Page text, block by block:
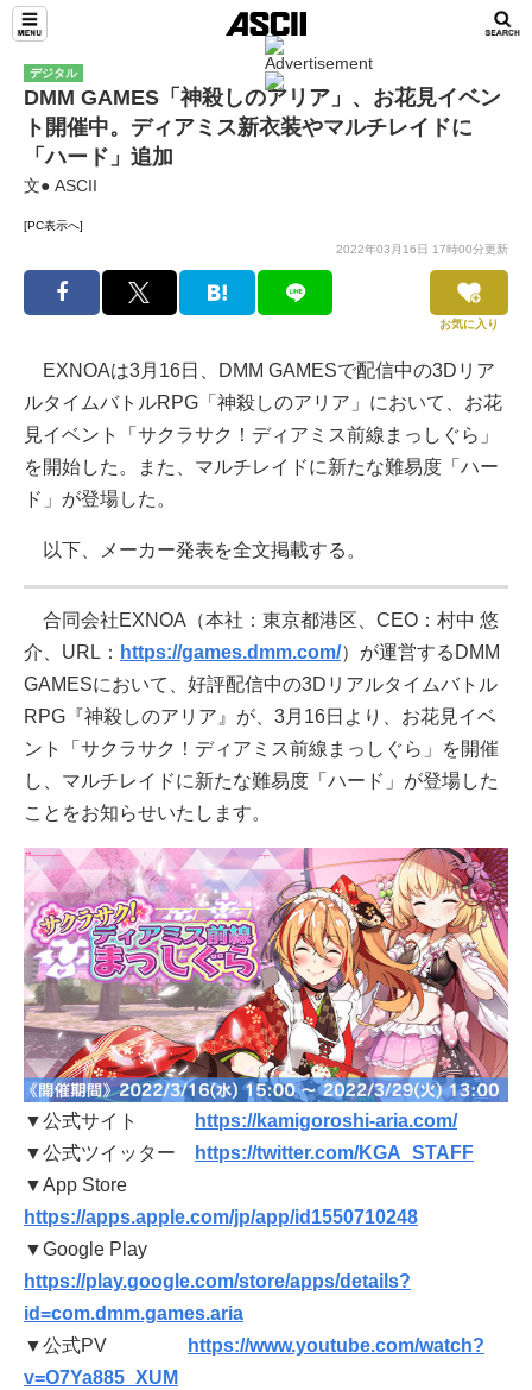
デジタル
DMM GAMES「神殺しのアリア」、お花見イベン
ト開催中。ディアミス新衣装やマルチレイドに
「ハード」追加
文● ASCII
[PC表示へ]
2022年03月16日 17時00分更新
お気に入り
EXNOAは3月16日、DMM GAMESで配信中の3Dリア
ルタイムバトルRPG「神殺しのアリア」において、お花
見イベント「サクラサク！ディアミス前線まっしぐら」
を開始した。また、マルチレイドに新たな難易度「ハー
ド」が登場した。
以下、メーカー発表を全文掲載する。
合同会社EXNOA（本社：東京都港区、CEO：村中 悠
介、URL： https://games.dmm.com/）が運営するDMM
GAMESにおいて、好評配信中の3Dリアルタイムバトル
RPG『神殺しのアリア』が、3月16日より、お花見イベ
ント「サクラサク！ディアミス前線まっしぐら」を開催
し、マルチレイドに新たな難易度「ハード」が登場した
ことをお知らせいたします。
▼公式サイト
https://kamigoroshi-aria.com/
▼公式ツイッター
https://twitter.com/KGA_STAFF
▼App Store
https://apps.apple.com/jp/app/id1550710248
▼Google Play
https://play.google.com/store/apps/details?
id=com.dmm.games.aria
▼公式PV
https://www.youtube.com/watch?
v=O7Ya885_XUM